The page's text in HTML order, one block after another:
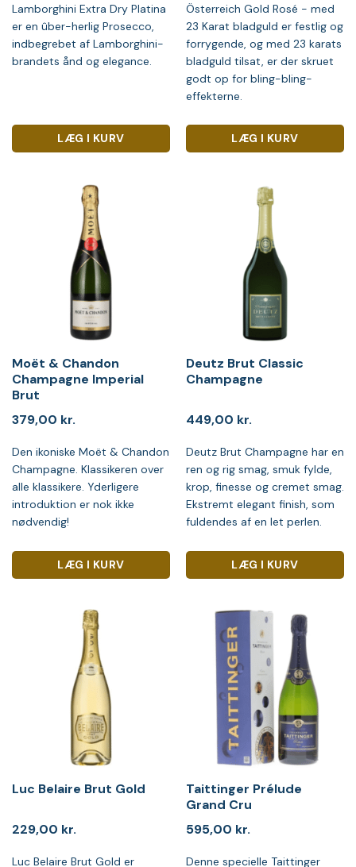
Lamborghini Extra Dry Platina
er en ûber-herlig Prosecco,
indbegrebet af Lamborghini-
brandets ånd og elegance.
LÆG I KURV
Österreich Gold Rosé - med
23 Karat bladguld er festlig og
forrygende, og med 23 karats
bladguld tilsat, er der skruet
godt op for bling-bling-
effekterne.
LÆG I KURV
Moët & Chandon
Champagne Imperial
Brut
379,00 kr.
Den ikoniske Moët & Chandon
Champagne. Klassikeren over
alle klassikere. Yderligere
introduktion er nok ikke
nødvendig!
LÆG I KURV
Deutz Brut Classic
Champagne
449,00 kr.
Deutz Brut Champagne har en
ren og rig smag, smuk fylde,
krop, finesse og cremet smag.
Ekstremt elegant finish, som
fuldendes af en let perlen.
LÆG I KURV
Luc Belaire Brut Gold
229,00 kr.
Luc Belaire Brut Gold er
Taittinger Prélude
Grand Cru
595,00 kr.
Denne specielle Taittinger